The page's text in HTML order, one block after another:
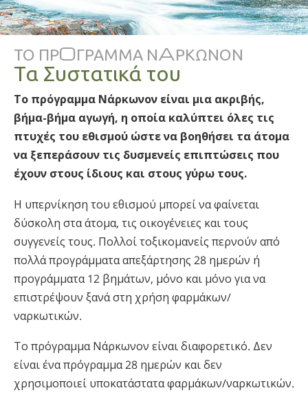
日本語 (Ιαπωνικά)
Σερβομακεδονικά
Ολλανδία
Νορβηγικά
Πορτογαλικά
Русский (Ρωσικά)
Σουηδικά
繁體中文 (Κινεζικά)
Αραβικά
Νεπαλέζικα
Ουκρανικά
Κροατικά
Τουρκικά
ΤΟ ΠΡOΓΡΑΜΜΑ ΝAΡΚΩΝΟΝ
Τα Συστατικά του
Το πρόγραμμα Νάρκωνον είναι μια ακριβής,
βήμα-βήμα αγωγή, η οποία καλύπτει όλες τις
πτυχές του εθισμού ώστε να βοηθήσει τα άτομα
να ξεπεράσουν τις δυσμενείς επιπτώσεις που
έχουν στους ίδιους και στους γύρω τους.
Η υπερνίκηση του εθισμού μπορεί να φαίνεται
δύσκολη στα άτομα, τις οικογένειες και τους
συγγενείς τους. Πολλοί τοξικομανείς περνούν από
πολλά προγράμματα απεξάρτησης 28 ημερών ή
προγράμματα 12 βημάτων, μόνο και μόνο για να
επιστρέψουν ξανά στη χρήση φαρμάκων/
ναρκωτικών.
Το πρόγραμμα Νάρκωνον είναι διαφορετικό. Δεν
είναι ένα πρόγραμμα 28 ημερών και δεν
χρησιμοποιεί υποκατάστατα φαρμάκων/ναρκωτικών.